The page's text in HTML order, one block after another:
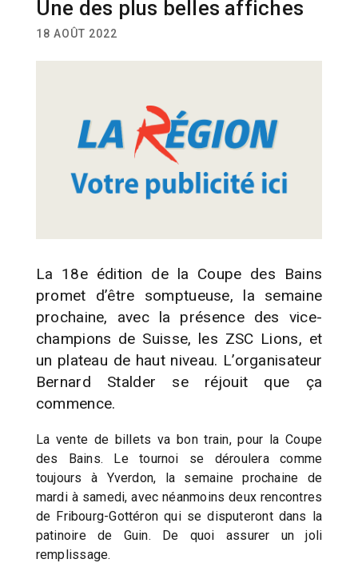
Une des plus belles affiches
18 AOÛT 2022
La 18e édition de la Coupe des Bains
promet d’être somptueuse, la semaine
prochaine, avec la présence des vice-
champions de Suisse, les ZSC Lions, et
un plateau de haut niveau. L’organisateur
Bernard Stalder se réjouit que ça
commence.
La vente de billets va bon train, pour la Coupe
des Bains. Le tournoi se déroulera comme
toujours à Yverdon, la semaine prochaine de
mardi à samedi, avec néanmoins deux rencontres
de Fribourg-Gottéron qui se disputeront dans la
patinoire de Guin. De quoi assurer un joli
remplissage.